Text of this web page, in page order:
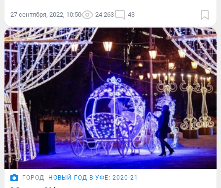
27 сентября, 2022, 10:50 24 263 43
ГОРОД НОВЫЙ ГОД В УФЕ: 2020-21